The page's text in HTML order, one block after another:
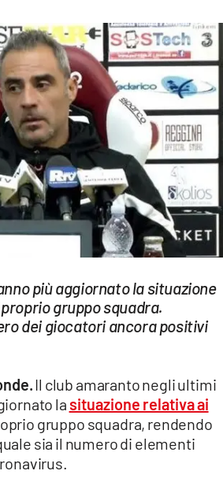
più aggiornato la situazione
gruppo squadra.
dei giocatori ancora positivi
Il club amaranto negli ultimi
la situazione relativa ai
gruppo squadra, rendendo
sia il numero di elementi